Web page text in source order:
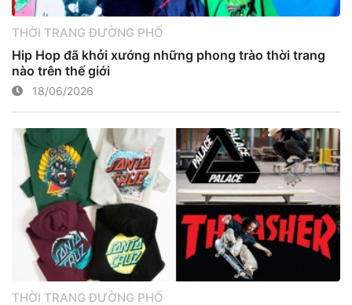
THỜI TRANG ĐƯỜNG PHỐ
Hip Hop đã khởi xướng những phong trào thời trang
nào trên thế giới
18/06/2026
THỜI TRANG ĐƯỜNG PHỐ